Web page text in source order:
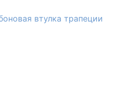
втулка трапеции